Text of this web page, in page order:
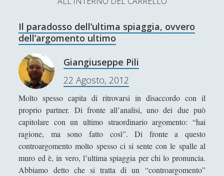
Contatti & Collabora!
La nostra storia
t
w
i
t
t
e
f
a
c
e
b
o
y
o
u
t
u
b
CERCA
e
a
c
h
SUPPORT US
Se apprezzi il nostro lavoro, puoi effettuare una
donazione tramite PayPal!
Il paradosso dell’ultima spiaggia, ovvero
dell’argomento ultimo
Giangiuseppe Pili
22 Agosto, 2012
Molto spesso capita di ritrovarsi in disaccordo con il
proprio partner. Di fronte all’analisi, uno dei due può
capitolare con un ultimo straordinario argomento: “hai
ragione, ma sono fatto così”. Di fronte a questo
controargomento molto spesso ci si sente con le spalle al
muro ed è, in vero, l’ultima spiaggia per chi lo pronuncia.
Abbiamo detto che si tratta di un “controargomento”